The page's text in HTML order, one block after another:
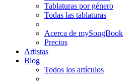
Tablaturas por género
Todas las tablaturas
Acerca de mySongBook
Precios
Artistas
Blog
Todos los artículos